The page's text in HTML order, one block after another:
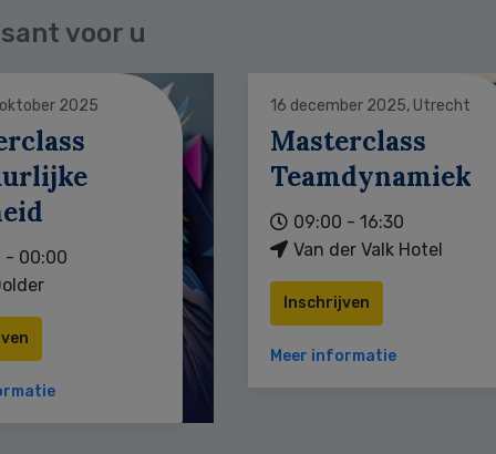
voor u
2025
- 00:00
16 december 2025, Utrecht
Masterclass
Teamdynamiek
09:00 - 16:30
Van der Valk Hotel
Inschrijven
Meer informatie